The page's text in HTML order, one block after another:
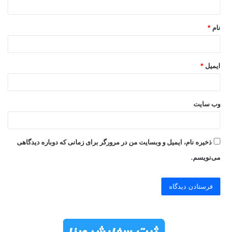
*
نام *
ایمیل *
وب‌ سایت
ذخیره نام، ایمیل و وبسایت من در مرورگر برای زمانی که دوباره دیدگاهی
می‌نویسم.